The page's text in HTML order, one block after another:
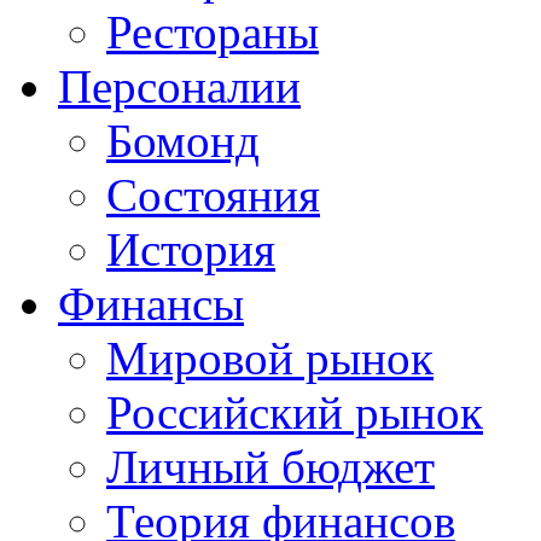
Рестораны
Персоналии
Бомонд
Состояния
История
Финансы
Мировой рынок
Российский рынок
Личный бюджет
Теория финансов